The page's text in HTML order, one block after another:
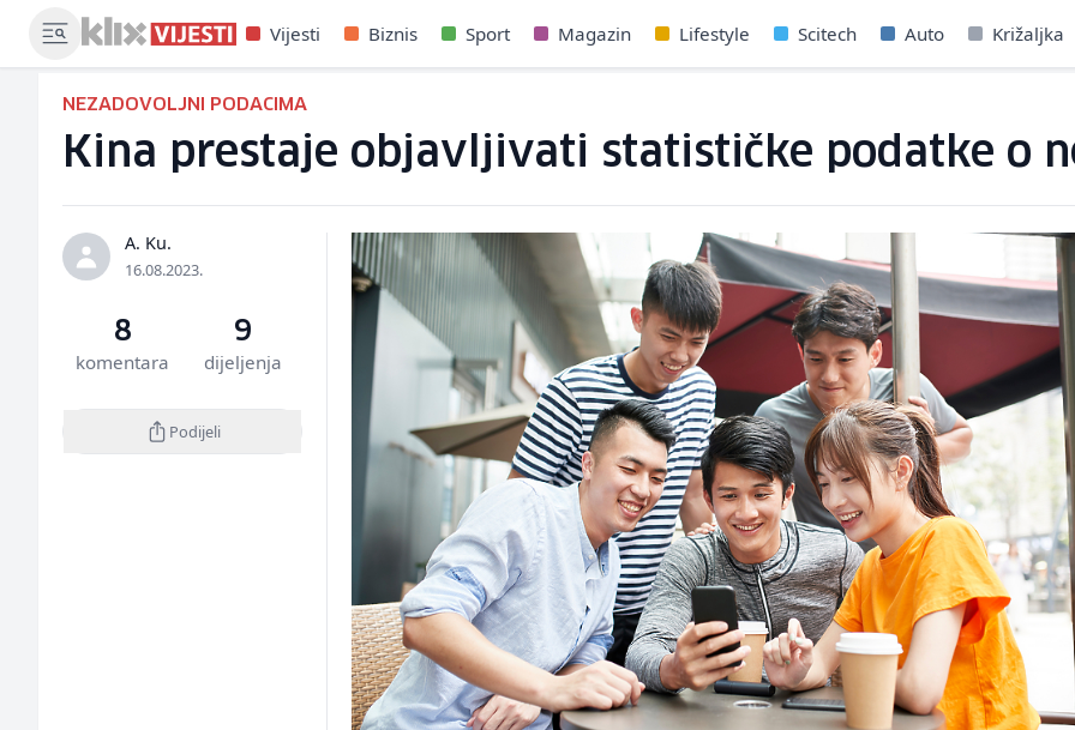
Vijesti Biznis Sport Magazin Lifestyle Scitech Auto Križaljka
NEZADOVOLJNI PODACIMA
Kina prestaje objavljivati statističke podatke o
A. Ku.
16.08.2023.
8
komentara
9
dijeljenja
Podijeli